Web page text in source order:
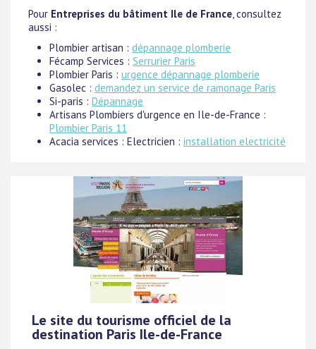
Pour Entreprises du bâtiment Ile de France, consultez
aussi :
Plombier artisan : dépannage plomberie
Fécamp Services : Serrurier Paris
Plombier Paris : urgence dépannage plomberie
Gasolec : demandez un service de ramonage Paris
Si-paris : Dépannage
Artisans Plombiers d'urgence en Ile-de-France :
Plombier Paris 11
Acacia services : Electricien : installation electricité
Le site du tourisme officiel de la
destination Paris Ile-de-France